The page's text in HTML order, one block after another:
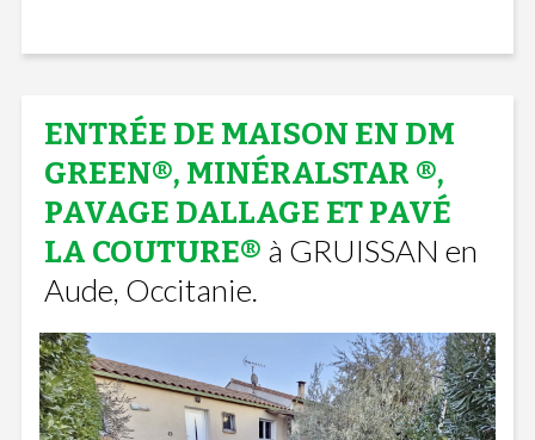
ENTRÉE DE MAISON EN DM
GREEN®, MINÉRALSTAR ®,
PAVAGE DALLAGE ET PAVÉ
LA COUTURE® à GRUISSAN en
Aude, Occitanie.